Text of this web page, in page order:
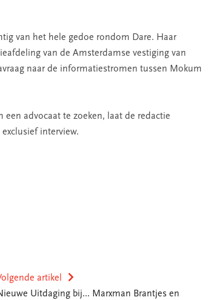
van het hele gedoe rondom Dare. Haar
van de Amsterdamse vestiging van
naar de informatiestromen tussen Mokum
advocaat te zoeken, laat de redactie
interview.
artikel
Uitdaging bij... Marxman Brantjes en